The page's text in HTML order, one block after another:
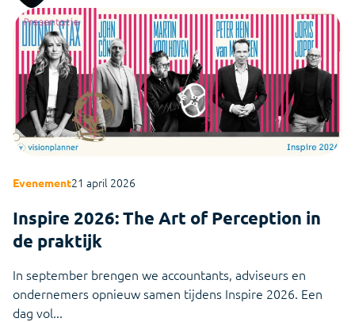
Evenement21 april 2026
Inspire 2026: The Art of Perception in
de praktijk
In september brengen we accountants, adviseurs en
ondernemers opnieuw samen tijdens Inspire 2026. Een
dag vol...